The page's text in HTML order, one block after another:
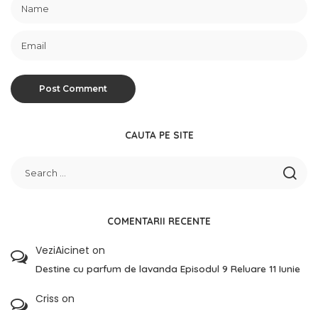
CAUTA PE SITE
COMENTARII RECENTE
VeziAicinet on
Destine cu parfum de lavanda Episodul 9 Reluare 11 Iunie
Criss on